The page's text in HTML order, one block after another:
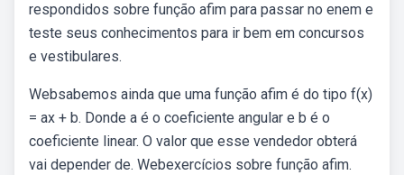
respondidos sobre função afim para passar no enem e
teste seus conhecimentos para ir bem em concursos
e vestibulares.
Websabemos ainda que uma função afim é do tipo f(x)
= ax + b. Donde a é o coeficiente angular e b é o
coeficiente linear. O valor que esse vendedor obterá
vai depender de. Webexercícios sobre função afim.